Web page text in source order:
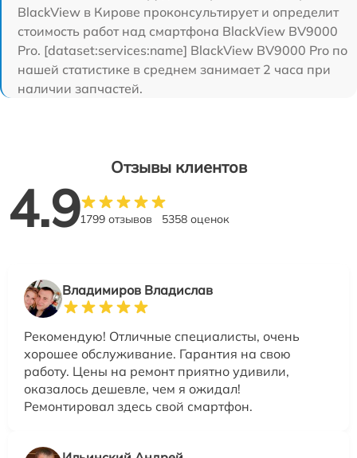
BlackView в Кирове проконсультирует и определит
стоимость работ над смартфона BlackView BV9000
Pro. [dataset:services:name] BlackView BV9000 Pro по
нашей статистике в среднем занимает 2 часа при
наличии запчастей.
Отзывы клиентов
4.91799 отзывов 5358 оценок
Владимиров Владислав
Рекомендую! Отличные специалисты, очень
хорошее обслуживание. Гарантия на свою
работу. Цены на ремонт приятно удивили,
оказалось дешевле, чем я ожидал!
Ремонтировал здесь свой смартфон.